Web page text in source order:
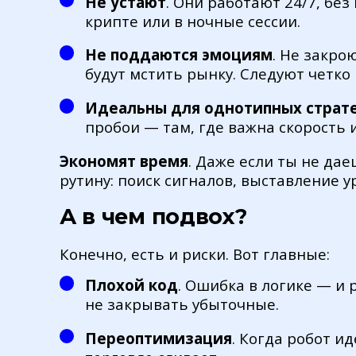
крипте или в ночные сессии.
Не поддаются эмоциям. Не
будут мстить рынку. Следуют
Идеальны для однотипных
пробои — там, где важна скорость
Экономят время. Даже если ты не
рутину: поиск сигналов, выставление
А в чем подвох?
Конечно, есть и риски. Вот главные:
Плохой код. Ошибка в логике — и
не закрывать убыточные.
Переоптимизация. Когда робот